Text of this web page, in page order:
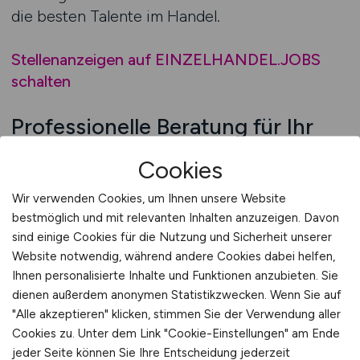
die besten Talente im Handel.
Stellenanzeigen auf EINZELHANDEL.JOBS
schalten
Professionelle Beratung für Ihr
Die Rekrutierung im Einzelhandel erfordert
Erfahrung, Fingerspitzengefühl und
Marktkenntnis. Gerade kleine und
mittelständische Handelsunternehmen stehen
oft vor der Herausforderung, geeignete
Bewerber zu finden, die sowohl fachlich
überzeugen als auch zum Team passen. In
solchen Fällen kann eine professionelle
Cookies
Wir verwenden Cookies, um Ihnen unsere Website
bestmöglich und mit relevanten Inhalten anzuzeigen. Davon
sind einige Cookies für die Nutzung und Sicherheit unserer
Website notwendig, während andere Cookies dabei helfen,
Ihnen personalisierte Inhalte und Funktionen anzubieten. Sie
dienen außerdem anonymen Statistikzwecken. Wenn Sie auf
"Alle akzeptieren" klicken, stimmen Sie der Verwendung aller
Cookies zu. Unter dem Link "Cookie-Einstellungen" am Ende
jeder Seite können Sie Ihre Entscheidung jederzeit